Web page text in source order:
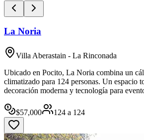
La Noria
Villa Aberastain - La Rinconada
Ubicado en Pocito, La Noria combina un
climatizado para 124 personas. Un espacio
decoración moderna y tecnología para
$57,000 124 a 124